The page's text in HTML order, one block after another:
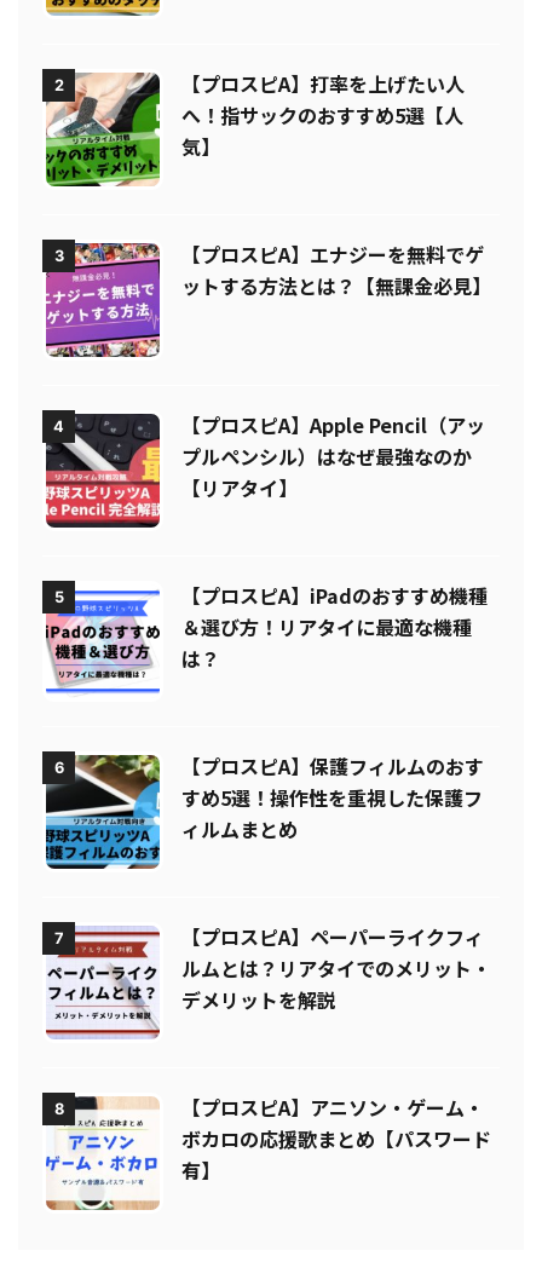
2
【プロスピA】打率を上げたい人
へ！指サックのおすすめ5選【人
気】
3
【プロスピA】エナジーを無料でゲ
ットする方法とは？【無課金必見】
4
【プロスピA】Apple Pencil（アッ
プルペンシル）はなぜ最強なのか
【リアタイ】
5
【プロスピA】iPadのおすすめ機種
＆選び方！リアタイに最適な機種
は？
6
【プロスピA】保護フィルムのおす
すめ5選！操作性を重視した保護フ
ィルムまとめ
7
【プロスピA】ペーパーライクフィ
ルムとは？リアタイでのメリット・
デメリットを解説
8
【プロスピA】アニソン・ゲーム・
ボカロの応援歌まとめ【パスワード
有】